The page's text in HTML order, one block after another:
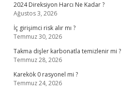
2024 Direksiyon Harcı Ne Kadar ?
Ağustos 3, 2026
İç girişimci risk alır mı ?
Temmuz 30, 2026
Takma dişler karbonatla temizlenir mi ?
Temmuz 28, 2026
Karekök 0 rasyonel mi ?
Temmuz 24, 2026